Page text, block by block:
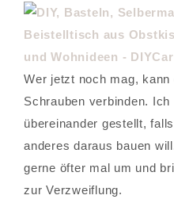
Wer jetzt noch mag,
Schrauben verbinden.
übereinander gestellt,
anderes daraus bauen
gerne öfter mal um und
zur Verzweiflung.